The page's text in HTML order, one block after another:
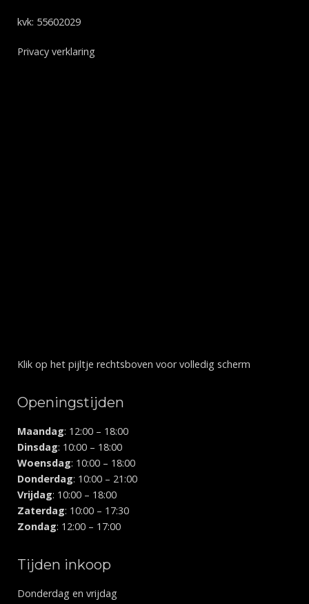
kvk: 55602029
Privacy verklaring
Klik op het pijltje rechtsboven voor volledig scherm
Openingstijden
Maandag: 12:00 – 18:00
Dinsdag: 10:00 – 18:00
Woensdag: 10:00 – 18:00
Donderdag: 10:00 – 21:00
Vrijdag: 10:00 – 18:00
Zaterdag: 10:00 – 17:30
Zondag: 12:00 – 17:00
Tijden inkoop
Donderdag en vrijdag